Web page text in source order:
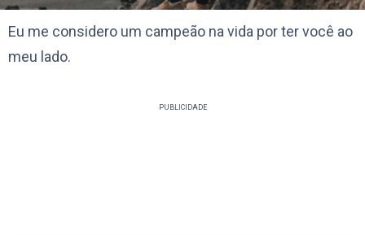
Eu me considero um campeão na vida por ter você ao
meu lado.
PUBLICIDADE